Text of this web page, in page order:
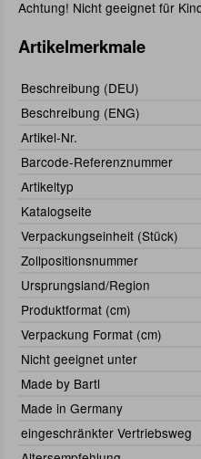
Achtung! Nicht geeignet für
Artikelmerkmale
Beschreibung (DEU)
Beschreibung (ENG)
Artikel-Nr.
Barcode-Referenznummer
Artikeltyp
Katalogseite
Verpackungseinheit (Stück)
Zollpositionsnummer
Ursprungsland/Region
Produktformat (cm)
Verpackung Format (cm)
Nicht geeignet unter
Made by Bartl
Made in Germany
eingeschränkter Vertriebsweg